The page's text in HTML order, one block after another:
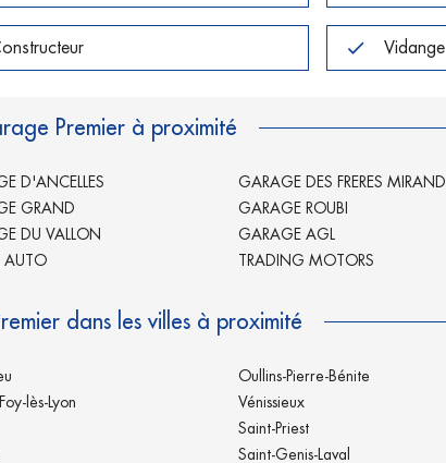
Vidange
Premier à proximité
D'ANCELLES
GRAND
DU VALLON
AUTO
GARAGE DES FRERES
GARAGE ROUBI
GARAGE AGL
TRADING MOTORS
dans les villes à proximité
lès-Lyon
Oullins-Pierre-Bénite
Vénissieux
Saint-Priest
Saint-Genis-Laval